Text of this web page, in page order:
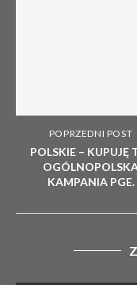
POPRZEDNI POST
POLSKIE – KUPUJĘ
KAMPANIA PGE.